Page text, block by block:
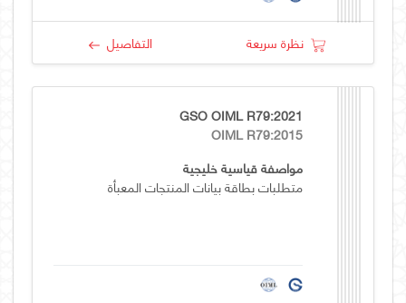
نظرة سريعة التفاصيل
GSO OIML R79:2021
OIML R79:2015
مواصفة قياسية خليجية
متطلبات بطاقة بيانات المنتجات المعبأة